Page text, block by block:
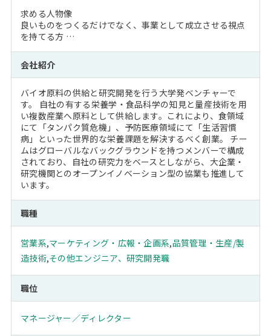
求める人物像
良いものをつくるだけでなく、事業として成立させる視点
を持てる方 …
会社紹介
バイオ原料の供給と研究開発を行う大学発ベンチャーで
す。 自社の有する栄養学・食品科学の知見と量産技術を用
い複数産業へ原料として供給します。これにより、食領域
にて「タンパク質危機」、予防医療領域にて「生活習慣
病」といった世界的な栄養課題を解決するべく創業。 チー
ムはグローバルなバックグラウンドを持つメンバーで構成
されており、自社の研究力をベースとしながら、大企業・
研究機関とのオープンイノベーション型の協業も推進して
います。
職種
営業系,マーケティング・広報・企画系,品質管理・生産/製
造技術,その他エンジニア、研究開発職
職位
マネージャー／ディレクター